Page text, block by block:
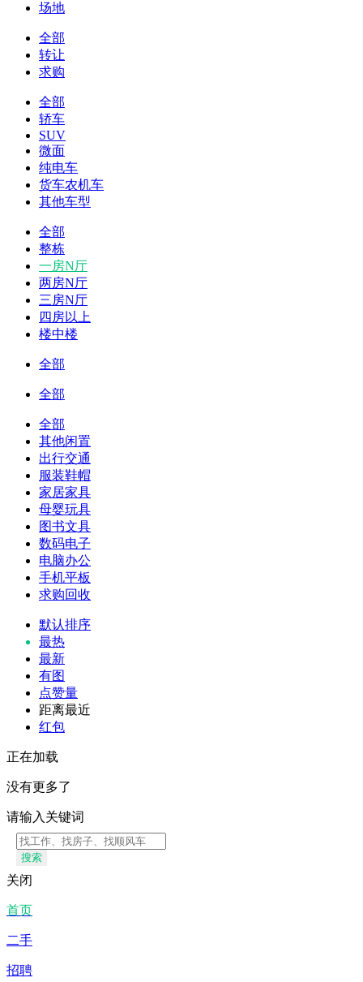
场地
全部
转让
求购
全部
轿车
SUV
微面
纯电车
货车农机车
其他车型
全部
整栋
一房N厅
两房N厅
三房N厅
四房以上
楼中楼
全部
全部
全部
其他闲置
出行交通
服装鞋帽
家居家具
母婴玩具
图书文具
数码电子
电脑办公
手机平板
求购回收
默认排序
最热
最新
有图
点赞量
距离最近
红包
正在加载
没有更多了
请输入关键词
搜索
关闭
首页
二手
招聘